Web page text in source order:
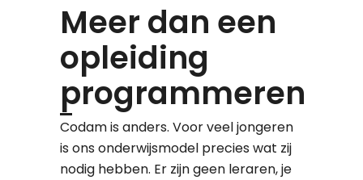
Meer dan een
opleiding
programmeren
Codam is anders. Voor veel jongeren
is ons onderwijsmodel precies wat zij
nodig hebben. Er zijn geen leraren, je